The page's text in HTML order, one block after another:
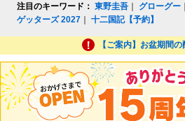
注目のキーワード： 東野圭吾 グローグー
ゲッターズ 2027 ｜十二国記【予約】
【ご案内】お盆期間